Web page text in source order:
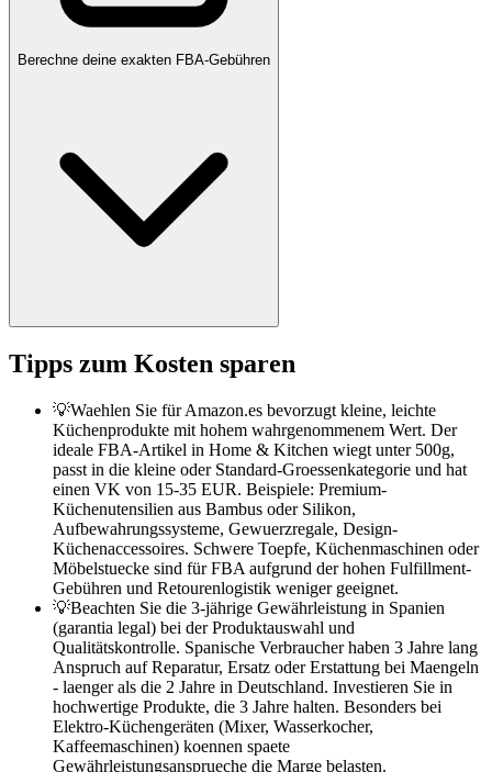
Berechne deine exakten FBA-Gebühren
Tipps zum Kosten sparen
💡Waehlen Sie für Amazon.es bevorzugt kleine, leichte
Küchenprodukte mit hohem wahrgenommenem Wert. Der
ideale FBA-Artikel in Home & Kitchen wiegt unter 500g,
passt in die kleine oder Standard-Groessenkategorie und hat
einen VK von 15-35 EUR. Beispiele: Premium-
Küchenutensilien aus Bambus oder Silikon,
Aufbewahrungssysteme, Gewuerzregale, Design-
Küchenaccessoires. Schwere Toepfe, Küchenmaschinen oder
Möbelstuecke sind für FBA aufgrund der hohen Fulfillment-
Gebühren und Retourenlogistik weniger geeignet.
💡Beachten Sie die 3-jährige Gewährleistung in Spanien
(garantia legal) bei der Produktauswahl und
Qualitätskontrolle. Spanische Verbraucher haben 3 Jahre lang
Anspruch auf Reparatur, Ersatz oder Erstattung bei Maengeln
- laenger als die 2 Jahre in Deutschland. Investieren Sie in
hochwertige Produkte, die 3 Jahre halten. Besonders bei
Elektro-Küchengeräten (Mixer, Wasserkocher,
Kaffeemaschinen) koennen spaete
Gewährleistungsansprueche die Marge belasten.